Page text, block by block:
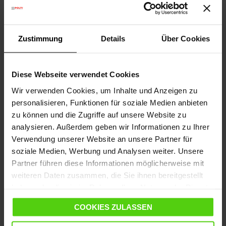
Zustimmung Details Über Cookies
Diese Webseite verwendet Cookies
Wir verwenden Cookies, um Inhalte und Anzeigen zu
personalisieren, Funktionen für soziale Medien anbieten
zu können und die Zugriffe auf unsere Website zu
analysieren. Außerdem geben wir Informationen zu Ihrer
Verwendung unserer Website an unsere Partner für
soziale Medien, Werbung und Analysen weiter. Unsere
Partner führen diese Informationen möglicherweise mit
weiteren Daten zusammen, die Sie ihnen bereitgestellt
gesammelt haben.
COOKIES ZULASSEN
erweitern, innovativ zu sein und unsere Technologie
ständig wissenschaftlich zu validieren, natürlich auch
nur für den professionellen Gebrauch.
nachhaltigen Ansatz in der Hygiene ein und dabei eine
Kultivierung der Qualitäten des Dampfes und seiner
Wirksamkeit, die durch zahlreiche Tests und Studien
in Italien und im Ausland unterstützt wird. In dem
Bewusstsein, dass das aktuelle epidemiologische
Szenario die bisherigen Protokolle verändert hat, hat
das Unternehmen die Forschung noch stärker
vorangetrieben, um seiner Zielsetzung einen großen
Auftrieb zu geben, indem es seine führenden
Produkte, insbesondere die der Professional-Linie, als
Daher wurden neue Tests von unabhängigen Laboren